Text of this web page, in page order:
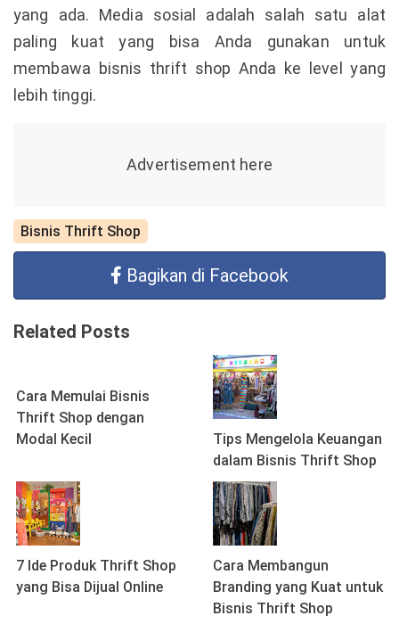
yang ada. Media sosial adalah salah satu alat
paling kuat yang bisa Anda gunakan untuk
membawa bisnis thrift shop Anda ke level yang
lebih tinggi.
Bisnis Thrift Shop
Bagikan di Facebook
Related Posts
Cara Memulai Bisnis
Thrift Shop dengan
Modal Kecil
Tips Mengelola Keuangan
dalam Bisnis Thrift Shop
7 Ide Produk Thrift Shop
yang Bisa Dijual Online
Cara Membangun
Branding yang Kuat untuk
Bisnis Thrift Shop